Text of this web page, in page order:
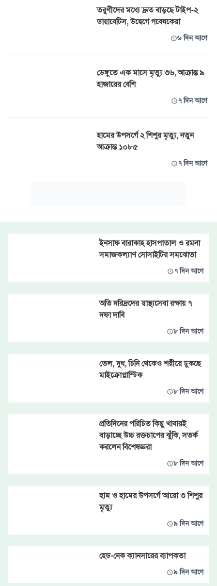
তরুণীদের মধ্যে দ্রুত বাড়ছে টাইপ-২
ডায়াবেটিস, উদ্বেগে গবেষকেরা
৬ দিন আগে
ডেঙ্গুতে এক মাসে মৃত্যু ৩৬, আক্রান্ত ৯
হাজারের বেশি
৭ দিন আগে
হামের উপসর্গে ২ শিশুর মৃত্যু, নতুন
আক্রান্ত ১০৮৫
৭ দিন আগে
ইনসাফ বারাকাহ হাসপাতাল ও রমনা
সমাজকল্যাণ সোসাইটির সমঝোতা
৭ দিন আগে
অতি দরিদ্রদের স্বাস্থ্যসেবা রক্ষায় ৭
দফা দাবি
৮ দিন আগে
তেল, দুধ, চিনি থেকেও শরীরে ঢুকছে
মাইক্রোপ্লাস্টিক
৮ দিন আগে
প্রতিদিনের পরিচিত কিছু খাবারই
বাড়াচ্ছে উচ্চ রক্তচাপের ঝুঁকি, সতর্ক
করলেন বিশেষজ্ঞরা
৮ দিন আগে
হাম ও হামের উপসর্গে আরো ৩ শিশুর
মৃত্যু
৯ দিন আগে
হেড-নেক ক্যানসারের ব্যাপকতা
৯ দিন আগে